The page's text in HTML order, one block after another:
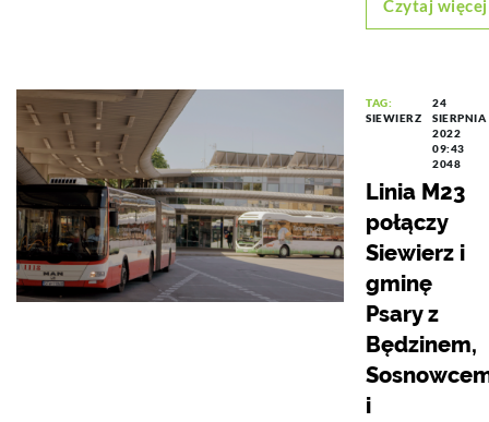
Czytaj więcej
TAG:
SIEWIERZ
24
SIERPNIA
2022
09:43
2048
Linia M23
połączy
Siewierz i
gminę
Psary z
Będzinem,
i